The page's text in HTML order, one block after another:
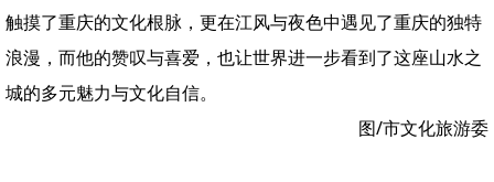
触摸了重庆的文化根脉，更在江风与夜色中遇见了重庆的独特
浪漫，而他的赞叹与喜爱，也让世界进一步看到了这座山水之
城的多元魅力与文化自信。
图/市文化旅游委